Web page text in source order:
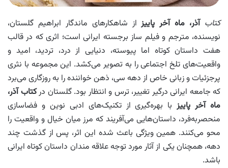
کتاب آذر، ماه آخر پاییزاز شاهکارهای ماندگار ابراهیم گلستان،
نویسنده، مترجم و فیلم‌ ساز برجسته ایرانی است؛ اثری که در قالب
هفت داستان کوتاه اما پیوسته، دنیایی از درد، تردید، امید و
واقعیت‌های تلخ اجتماعی را به تصویر می‌کشد. این مجموعه با نثری
پرجزئیات و زبانی خاص از دهه سی، ذهن خواننده را به روزگاری می‌برد
که جامعه ایرانی درگیر تغییر، ترس و انتظار بود. گلستان درکتاب آذر،
ماه آخر پاییزبا بهره‌گیری از تکنیک‌های ادبی نوین و فضاسازی
منحصربه‌فرد، داستان‌هایی می‌آفریند که مرز میان خیال و واقعیت را
محو می‌کنند. همین ویژگی باعث شده این اثر، پس از گذشت چند
دهه، همچنان یکی از آثار مورد توجه علاقه‌ مندان داستان کوتاه ایرانی
باشد.